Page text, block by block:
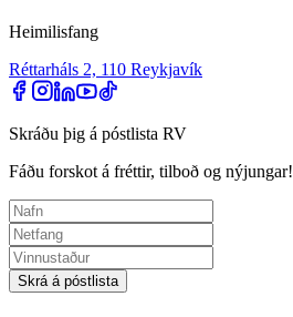
Heimilisfang
Réttarháls 2, 110 Reykjavík
Skráðu þig á póstlista RV
Fáðu forskot á fréttir, tilboð og nýjungar!
Skrá á póstlista